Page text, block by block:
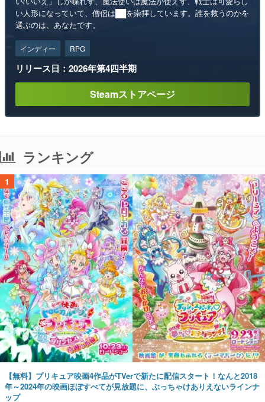
い人形になっていて、僧侶は██を崇拝しています。誰を救うのかを
選ぶのは、あなたです。
インディー RPG
リリース日：2026年第4四半期
Steamストアページ
ランキング
1
【無料】プリキュア映画4作品がTVerで新たに配信スタート！なんと2018
年～2024年の映画ほぼすべてが見放題に、ぶっちゃけありえないラインナ
ップ